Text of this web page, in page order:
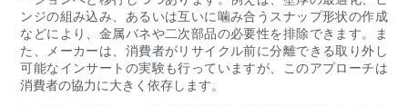
ンジの組み込み、あるいは互いに噛み合うスナップ形状の作成
などにより、金属バネや二次部品の必要性を排除できます。ま
た、メーカーは、消費者がリサイクル前に分離できる取り外し
可能なインサートの実験も行っていますが、このアプローチは
消費者の協力に大きく依存します。